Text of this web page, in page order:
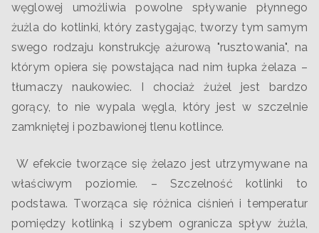
węglowej umożliwia powolne spływanie płynnego
żużla do kotlinki, który zastygając, tworzy tym samym
swego rodzaju konstrukcję ażurową "rusztowania", na
którym opiera się powstająca nad nim łupka żelaza –
tłumaczy naukowiec. I chociaż żużel jest bardzo
gorący, to nie wypala węgla, który jest w szczelnie
zamkniętej i pozbawionej tlenu kotlince.
W efekcie tworzące się żelazo jest utrzymywane na
właściwym poziomie. – Szczelność kotlinki to
podstawa. Tworząca się różnica ciśnień i temperatur
pomiędzy kotlinką i szybem ogranicza spływ żużla,